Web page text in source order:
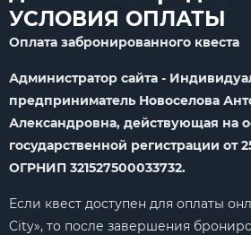
УСЛОВИЯ ОПЛАТЫ
Оплата забронированного квеста
Администратор сайта -
предприниматель Новоселова
Александровна, действующая на
государственной регистрации от
OГPНИП 321527500033732.
Если квест доступен для оплаты
City», то после завершения